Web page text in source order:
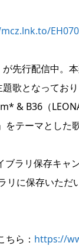
先行配信中。
題歌となってお
& B36（
をテーマとし
ラリ保存キャ
に保存いただ
ら： https://